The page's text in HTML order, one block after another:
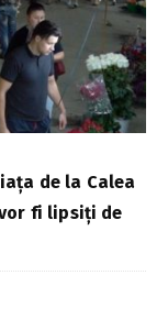
de la Calea
fi lipsiți de